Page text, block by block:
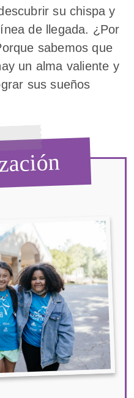
su chispa y
de llegada. ¿Por
sabemos que
un alma valiente y
sus sueños